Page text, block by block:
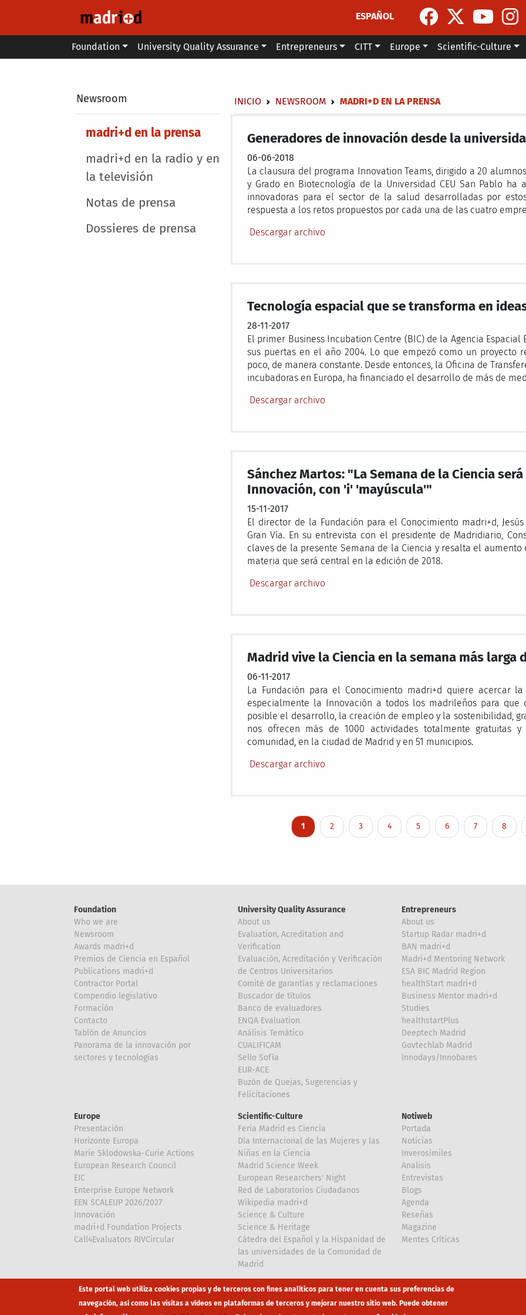
ESPAÑOL
Main menu
Foundation University Quality Assurance Entrepreneurs CITT Europe Scientific-Culture
Newsroom Breadcrumb
INICIO NEWSROOM MADRI+D EN LA PRENSA
Main menu
madri+d en la prensa
madri+d en la radio y en
la televisión
Notas de prensa
Dossieres de prensa
Generadores de innovación desde la
06-06-2018
La clausura del programa Innovation Teams, dirigido a 20
y Grado en Biotecnología de la Universidad CEU San Pablo
innovadoras para el sector de la salud desarrolladas por
respuesta a los retos propuestos por cada una de las cuatro
Descargar archivo
Tecnología espacial que se transforma en
28-11-2017
El primer Business Incubation Centre (BIC) de la Agencia Espacial
sus puertas en el año 2004. Lo que empezó como un proyecto
poco, de manera constante. Desde entonces, la Oficina de
incubadoras en Europa, ha financiado el desarrollo de más de
Descargar archivo
Sánchez Martos: "La Semana de la Ciencia
Innovación, con 'i' 'mayúscula'"
15-11-2017
El director de la Fundación para el Conocimiento madri+d,
Gran Vía. En su entrevista con el presidente de Madridiario,
claves de la presente Semana de la Ciencia y resalta el
materia que será central en la edición de 2018.
Descargar archivo
Madrid vive la Ciencia en la semana más larga
06-11-2017
La Fundación para el Conocimiento madri+d quiere acercar
especialmente la Innovación a todos los madrileños para que
posible el desarrollo, la creación de empleo y la sostenibilidad,
nos ofrecen más de 1000 actividades totalmente gratuitas
comunidad, en la ciudad de Madrid y en 51 municipios.
Descargar archivo
Pagination Current page
1 Page
2 Page
3 Page
4 Page
5 Page
6 Page
7 Page
8
Foundation
Who we are
Newsroom
Awards madri+d
Premios de Ciencia en Español
Publications madri+d
Contractor Portal
Compendio legislativo
Formación
Contacto
Tablón de Anuncios
Panorama de la innovación por
sectores y tecnologías
University Quality Assurance
About us
Evaluation, Acreditation and
Verification
Evaluación, Acreditación y Verificación
de Centros Universitarios
Comité de garantías y reclamaciones
Buscador de títulos
Banco de evaluadores
ENQA Evaluation
Análisis Temático
CUALIFICAM
Sello Sofía
EUR-ACE
Buzón de Quejas, Sugerencias y
Felicitaciones
Entrepreneurs
About us
Startup Radar madri+d
BAN madri+d
Madri+d Mentoring Network
ESA BIC Madrid Region
healthStart madri+d
Business Mentor madri+d
Studies
healthstartPlus
Deeptech Madrid
Govtechlab Madrid
Innodays/Innobares
Europe
Presentación
Horizonte Europa
Marie Sklodowska-Curie Actions
European Research Council
EIC
Enterprise Europe Network
EEN SCALEUP 2026/2027
Innovación
madri+d Foundation Projects
Call4Evaluators RIVCircular
Scientific-Culture
Feria Madrid es Ciencia
Día Internacional de las Mujeres y las
Niñas en la Ciencia
Madrid Science Week
European Researchers' Night
Red de Laboratorios Ciudadanos
Wikipedia madri+d
Science & Culture
Science & Heritage
Cátedra del Español y la Hispanidad de
las universidades de la Comunidad de
Madrid
Notiweb
Portada
Noticias
Inverosímiles
Analisis
Entrevistas
Blogs
Agenda
Reseñas
Magazine
Mentes Críticas
Array Array
Este portal web utiliza cookies propias y de terceros con fines analíticos para tener en cuenta sus preferencias de
navegación, así como las visitas a vídeos en plataformas de terceros y mejorar nuestro sitio web. Puede obtener